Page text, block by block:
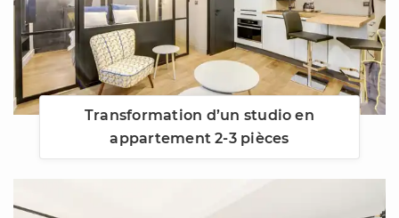
Transformation d’un studio en
appartement 2-3 pièces